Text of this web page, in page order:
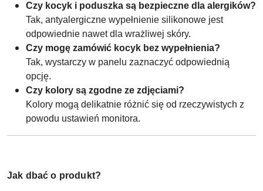
Czy kocyk i poduszka są bezpieczne dla alergików?
Tak, antyalergiczne wypełnienie silikonowe jest
odpowiednie nawet dla wrażliwej skóry.
Czy mogę zamówić kocyk bez wypełnienia?
Tak, wystarczy w panelu zaznaczyć odpowiednią
opcję.
Czy kolory są zgodne ze zdjęciami?
Kolory mogą delikatnie różnić się od rzeczywistych z
powodu ustawień monitora.
Jak dbać o produkt?